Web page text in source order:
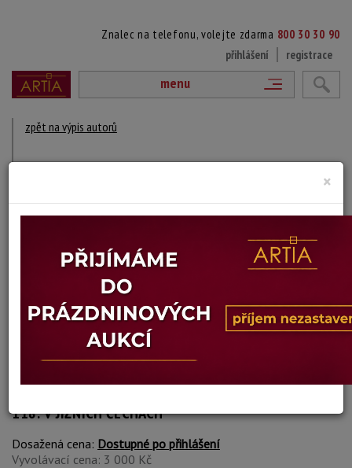
Znalec na telefonu, volejte zdarma 800 30 30 90
přihlášení
registrace
menu
zpět na výpis autorů
1921 Praha, Česká republika - 1960 Varna,
DÍLA V AUKCÍCH
Autor:Jaroslav Baumbruck
118. V JIŽNÍCH ČECHÁCH
Dosažená cena: Dostupné po přihlášení
Vyvolávací cena: 3 000 Kč
×